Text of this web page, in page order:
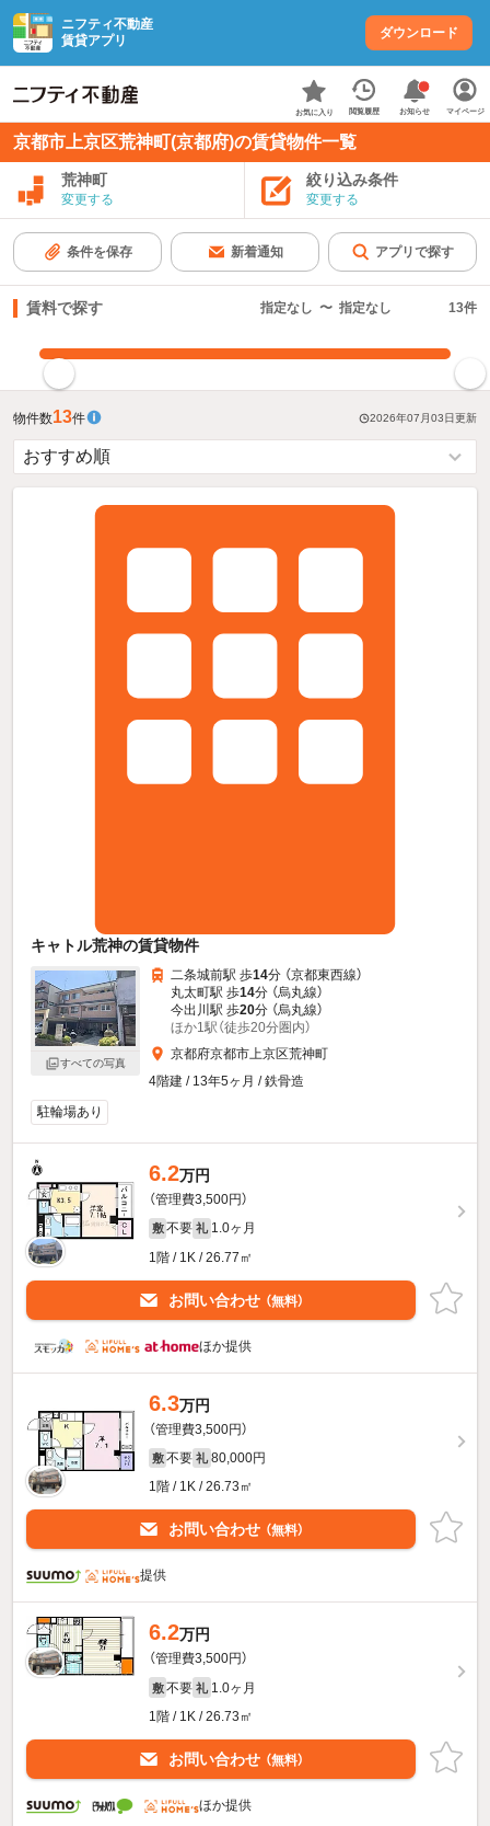
ニフティ不動産
賃貸アプリ
ダウンロード
お気に入り 閲覧履歴 お知らせ マイページ
京都市上京区荒神町(京都府)の賃貸物件一覧
荒神町
変更する
絞り込み条件
変更する
条件を保存 新着通知 アプリで探す
賃料で探す 指定なし 〜 指定なし 13件
物件数13件 2026年07月03日更新
キャトル荒神の賃貸物件
すべての写真
二条城前駅 歩14分 （京都東西線）
丸太町駅 歩14分 （烏丸線）
今出川駅 歩20分 （烏丸線）
ほか1駅（徒歩20分圏内）
京都府京都市上京区荒神町
4階建 / 13年5ヶ月 / 鉄骨造
駐輪場あり
6.2万円
（管理費3,500円）
敷 不要 礼 1.0ヶ月
1階 / 1K / 26.77㎡
お問い合わせ （無料）
ほか提供
6.3万円
（管理費3,500円）
敷 不要 礼 80,000円
1階 / 1K / 26.73㎡
お問い合わせ （無料）
提供
6.2万円
（管理費3,500円）
敷 不要 礼 1.0ヶ月
1階 / 1K / 26.73㎡
お問い合わせ （無料）
ほか提供